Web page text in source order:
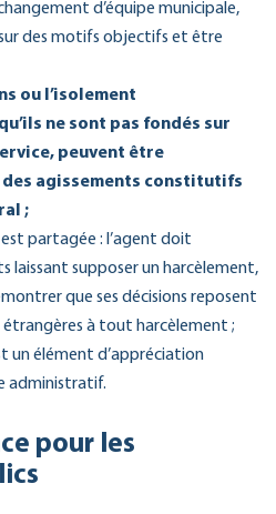
d’équipe municipale,
des motifs objectifs et être
ou l’isolement
ne sont pas fondés sur
peuvent être
agissements constitutifs
;
partagée : l’agent doit
laissant supposer un harcèlement,
que ses décisions reposent
étrangères à tout harcèlement ;
un élément d’appréciation
administratif.
pour les